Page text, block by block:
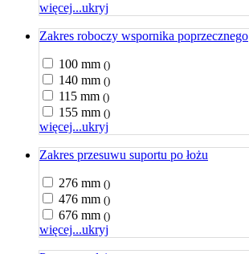
więcej...ukryj
Zakres roboczy wspornika poprzecznego
100 mm ()
140 mm ()
115 mm ()
155 mm ()
więcej...ukryj
Zakres przesuwu suportu po łożu
276 mm ()
476 mm ()
676 mm ()
więcej...ukryj